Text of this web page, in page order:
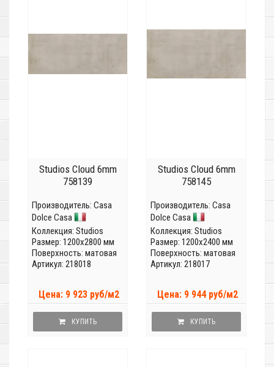
Studios Cloud 6mm
758139
Производитель: Casa
Dolce Casa
Коллекция: Studios
Размер: 1200x2800 мм
Поверхность: матовая
Артикул: 218018
Цена: 9 923 руб/м2
КУПИТЬ
Studios Cloud 6mm
758145
Производитель: Casa
Dolce Casa
Коллекция: Studios
Размер: 1200x2400 мм
Поверхность: матовая
Артикул: 218017
Цена: 9 944 руб/м2
КУПИТЬ